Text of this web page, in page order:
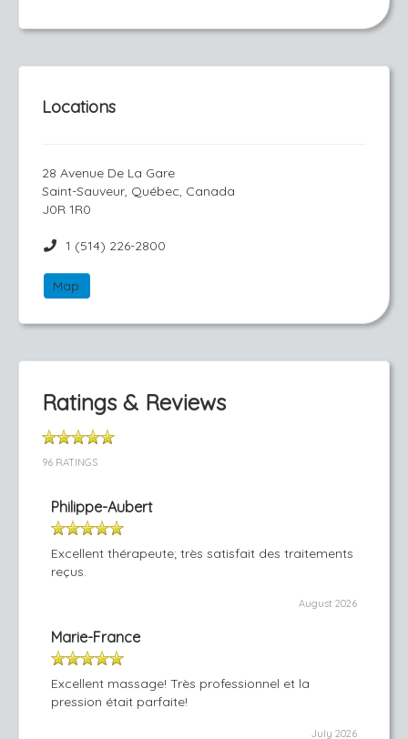
Locations
28 Avenue De La Gare
Saint-Sauveur, Québec, Canada
J0R 1R0
1 (514) 226-2800
Map
Ratings & Reviews
96 RATINGS
Philippe-Aubert
Excellent thérapeute; très satisfait des traitements
reçus.
August 2026
Marie-France
Excellent massage! Très professionnel et la
pression était parfaite!
July 2026